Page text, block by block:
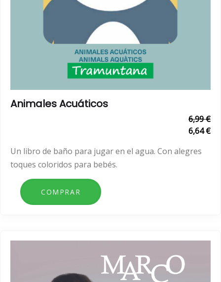
Animales Acuáticos
6,99 €
6,64 €
Un libro de baño para jugar en el agua. Con alegres
toques coloridos para bebés.